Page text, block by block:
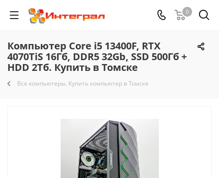
0
Компьютер Core i5 13400F, RTX
4070TiS 16Гб, DDR5 32Gb, SSD 500Гб +
HDD 2Тб. Купить в Томске
Все компьютеры. Купить компьютер в Томске